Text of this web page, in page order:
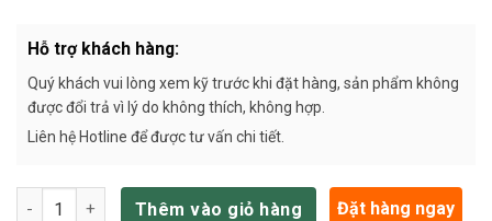
Hỗ trợ khách hàng:
Quý khách vui lòng xem kỹ trước khi đặt hàng, sản phẩm không
được đổi trả vì lý do không thích, không hợp.
Liên hệ Hotline để được tư vấn chi tiết.
Hộp quà Tết yến chưng 50% & yến tổ 100g H2T3400 số lượng
Thêm vào giỏ hàng Đặt hàng ngay